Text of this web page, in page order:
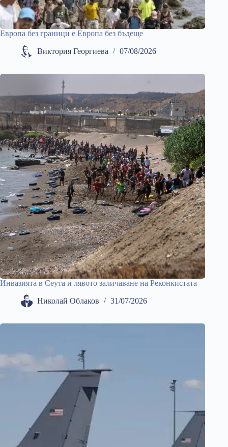
Европа без граници е Европа без бъдеще
Виктория Георгиева 07/08/2026
Инвазията в Сеута и лявото заличаване на Реконкистата
Николай Облаков 31/07/2026